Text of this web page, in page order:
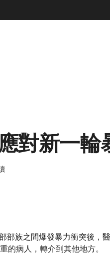
對新一輪
族之間爆發暴力衝突後，
的病人，轉介到其他地方。